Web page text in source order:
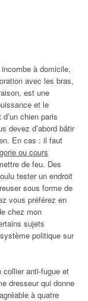
à domicile,
avec les bras,
est une
et le
chien paris
devez d’abord bâtir
En cas : il faut
ou cours
de feu. Des
tester un endroit
sous forme de
vous préférez en
chez mon
sujets
politique sur
collier anti-fugue et
dresseur qui donne
à quatre